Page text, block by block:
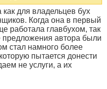
для владельцев бух
Когда она в первый
работала главбухом, так
предложения автора были
стал намного более
пытается донести
не услуги, а их